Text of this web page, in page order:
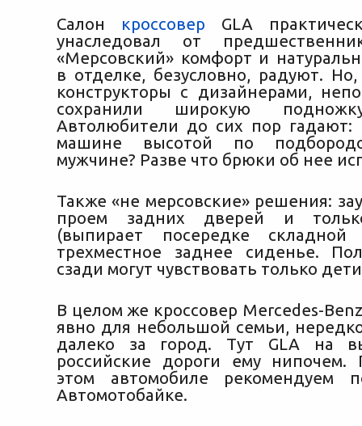
Салон кроссовер GLA
унаследовал от
«Мерсовский» комфорт и
в отделке, безусловно, радуют.
конструкторы с дизайнерами,
сохранили широкую
Автолюбители до сих пор гадают:
машине высотой по
мужчине? Разве что брюки об нее
Также «не мерсовские» решения:
проем задних дверей и
(выпирает посередке складной
трехместное заднее сиденье.
сзади могут чувствовать только
В целом же кроссовер Mercedes-
явно для небольшой семьи,
далеко за город. Тут GLA на
российские дороги ему нипочем.
этом автомобиле рекомендуем
Автомотобайке.